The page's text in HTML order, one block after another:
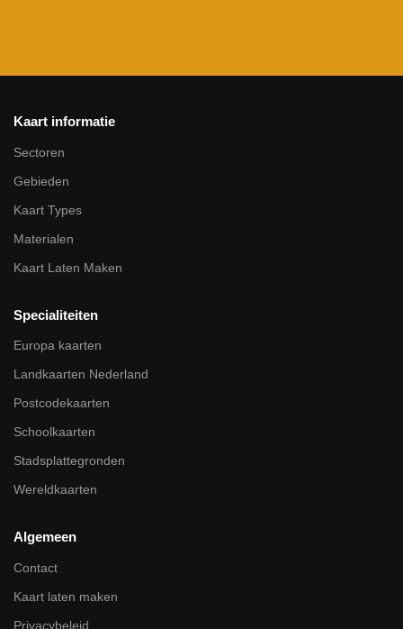
Kaart informatie
Sectoren
Gebieden
Kaart Types
Materialen
Kaart Laten Maken
Specialiteiten
Europa kaarten
Landkaarten Nederland
Postcodekaarten
Schoolkaarten
Stadsplattegronden
Wereldkaarten
Algemeen
Contact
Kaart laten maken
Privacybeleid